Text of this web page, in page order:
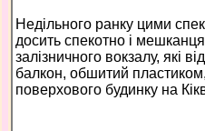
Недільного ранку цими
досить спекотно і
залізничного вокзалу, які
балкон, обшитий
поверхового будинку на